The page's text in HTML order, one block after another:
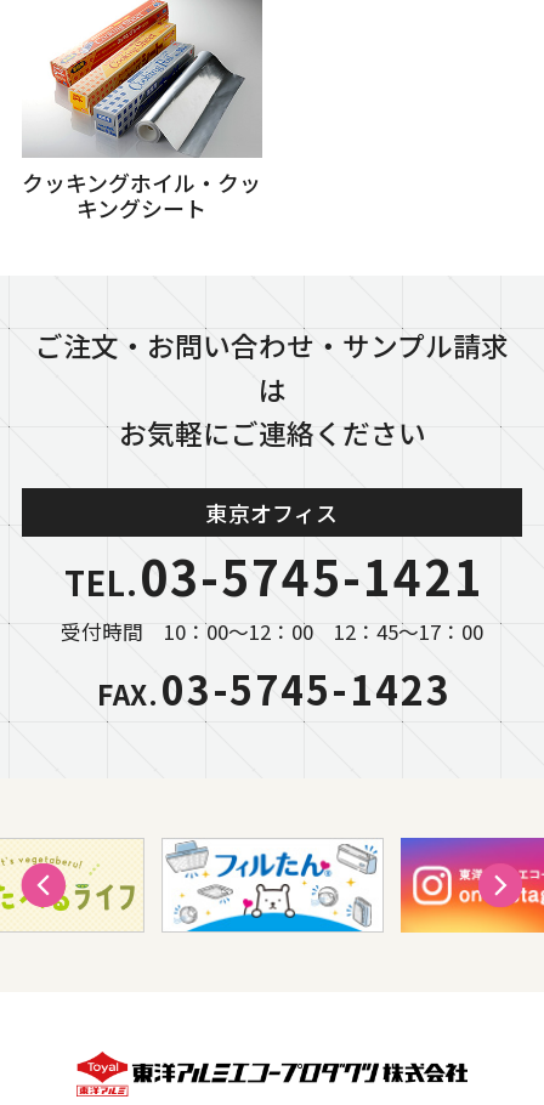
クッキングホイル・クッ
キングシート
ご注文・お問い合わせ・サンプル請求
は
お気軽にご連絡ください
東京オフィス
TEL.03-5745-1421
受付時間 10：00～12：00 12：45～17：00
FAX.03-5745-1423